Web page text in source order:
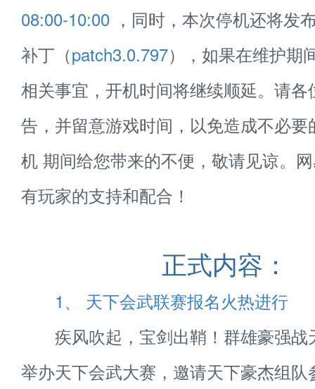
08:00-10:00 ，同时，本次停机还将发
补丁（patch3.0.797），如果在维护期
相关事宜，开机时间将继续顺延。请各
告，并留意游戏时间，以免造成不必
机 期间给您带来的不便，敬请见谅。
有玩家的支持和配合！
正式内容：
1、 天下会武联赛报名火热进行
疾风吹起，宝剑出鞘！群雄豪强战
举办天下会武大赛，邀请天下豪杰组队